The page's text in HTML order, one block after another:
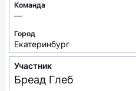
Команда
—
Город
Екатеринбург
Участник
Бреад Глеб